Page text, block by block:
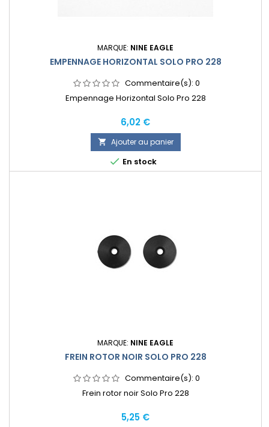
MARQUE: NINE EAGLE
EMPENNAGE HORIZONTAL SOLO PRO 228
Commentaire(s): 0
Empennage Horizontal Solo Pro 228
Prix
6,02 €
 Ajouter au panier
 En stock
MARQUE: NINE EAGLE
FREIN ROTOR NOIR SOLO PRO 228
Commentaire(s): 0
Frein rotor noir Solo Pro 228
Prix
5,25 €